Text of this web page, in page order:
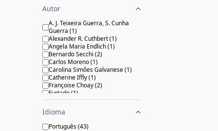
2014
2015
2016(1)
2019(2 )
2020(5)
2021(4 )
2024(2)
2025( 2)
2026(1)
Autor
A. J. Teixeira Guerra, S. Cunha
Guerra (1)
Alexander R. Cuthbert(1)
Angela Maria Endlich(1)
Bernardo Secchi (2)
Carlos Moreno(1)
Carolina Simões Galvanese(1)
Catherine Iffly(1)
Françoise Choay(2)
Furtado(1)
Hugo Segawa(1)
Jan Gehl
Jeff Speck
João Sette Whitaker Ferreira
Idioma
Português(43)